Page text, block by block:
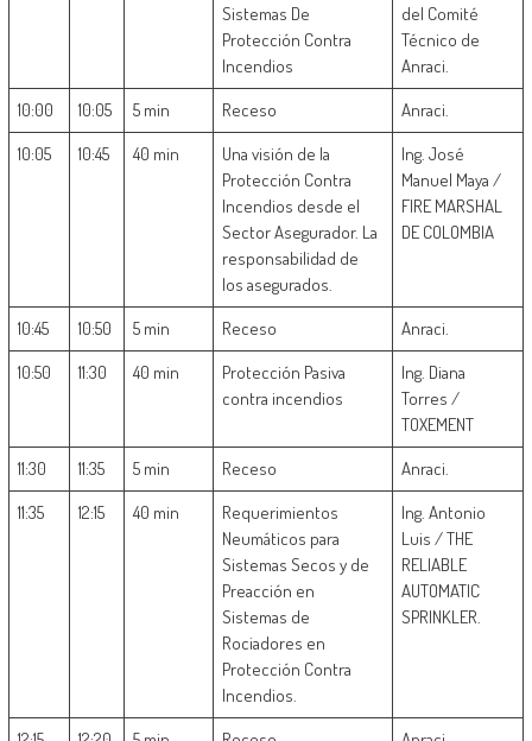
Sistemas De
Protección Contra
Incendios
del Comité
Técnico de
Anraci.
10:00
10:05 5 min Receso
Anraci.
10:05
10:45 40 min
Una visión de la
Protección Contra
Incendios desde el
Sector Asegurador. La
responsabilidad de
los asegurados.
Ing. José
Manuel Maya /
FIRE MARSHAL
DE COLOMBIA
10:45 10:50 5 min Receso
Anraci.
10:50
11:30 40 min
Protección Pasiva
contra incendios
Ing. Diana
Torres /
TOXEMENT
11:30
11:35 5 min Receso
Anraci.
11:35
12:15 40 min
Requerimientos
Neumáticos para
Sistemas Secos y de
Preacción en
Sistemas de
Rociadores en
Protección Contra
Incendios.
Ing. Antonio
Luis / THE
RELIABLE
AUTOMATIC
SPRINKLER.